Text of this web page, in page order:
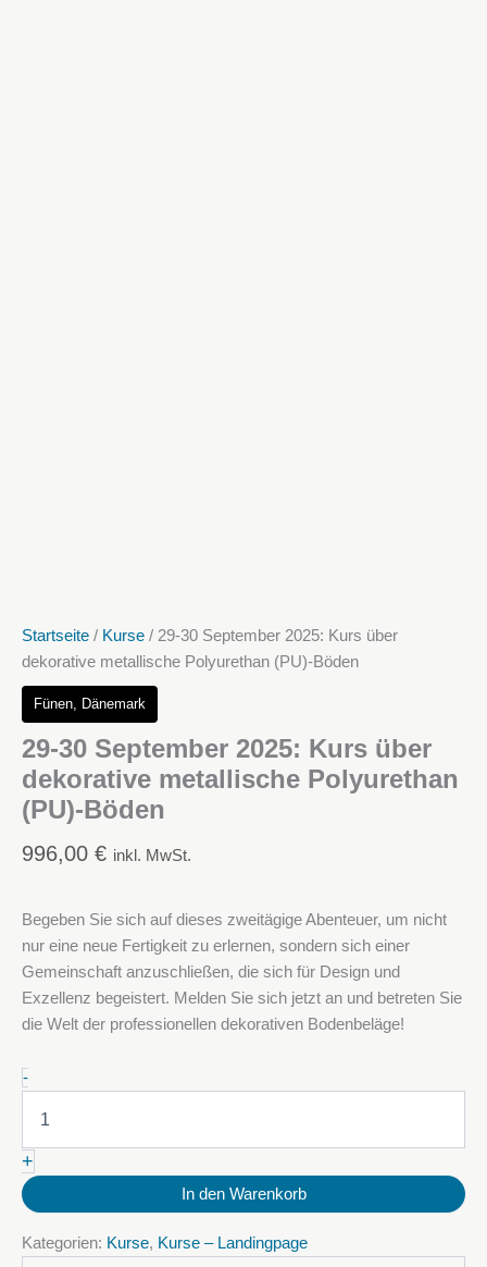
Startseite / Kurse / 29-30 September 2025: Kurs über
dekorative metallische Polyurethan (PU)-Böden
Fünen, Dänemark
29-30 September 2025: Kurs über
dekorative metallische Polyurethan
(PU)-Böden
996,00 € inkl. MwSt.
Begeben Sie sich auf dieses zweitägige Abenteuer, um nicht
nur eine neue Fertigkeit zu erlernen, sondern sich einer
Gemeinschaft anzuschließen, die sich für Design und
Exzellenz begeistert. Melden Sie sich jetzt an und betreten Sie
die Welt der professionellen dekorativen Bodenbeläge!
-29-
30
September
Kurs
über
dekorative
Polyurethan
+
In den Warenkorb
Kategorien: Kurse, Kurse – Landingpage